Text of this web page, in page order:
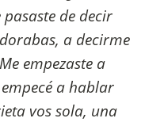
de decir
a decirme
empezaste a
a hablar
vos sola, una